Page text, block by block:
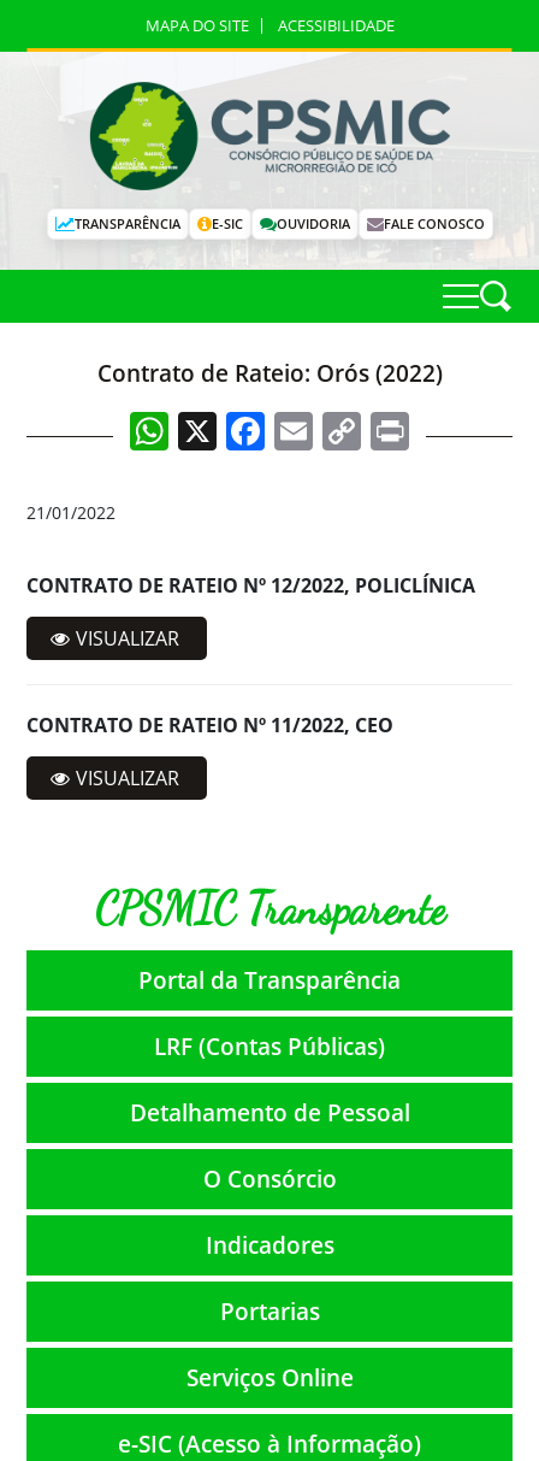
MAPA DO SITE ACESSIBILIDADE
TRANSPARÊNCIA E-SIC OUVIDORIA FALE CONOSCO
Contrato de Rateio: Orós (2022)
WhatsApp
X Facebook
EmailCopyPrint
21/01/2022
CONTRATO DE RATEIO Nº 12/2022, POLICLÍNICA
VISUALIZAR
CONTRATO DE RATEIO Nº 11/2022, CEO
VISUALIZAR
CPSMIC Transparente
Portal da Transparência
LRF (Contas Públicas)
Detalhamento de Pessoal
O Consórcio
Indicadores
Portarias
Serviços Online
e-SIC (Acesso à Informação)